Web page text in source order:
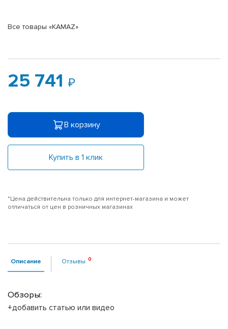
Все товары «KAMAZ»
25 741
В корзину
Купить в 1 клик
*Цена действительна только для интернет-магазина и может
отличаться от цен в розничных магазинах
Описание Отзывы
Обзоры:
+добавить статью или видео